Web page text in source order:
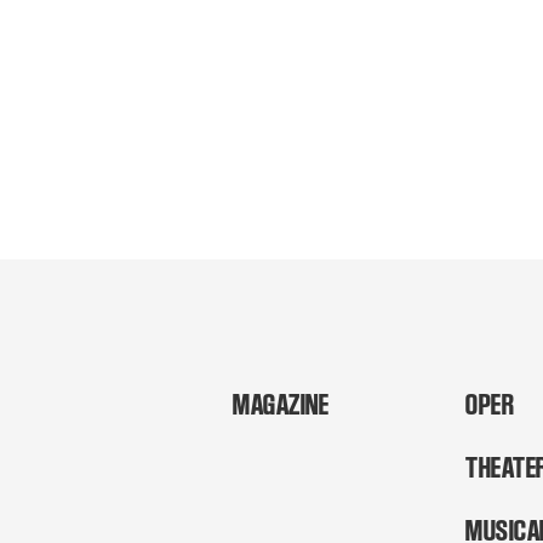
MAGAZINE
OPER